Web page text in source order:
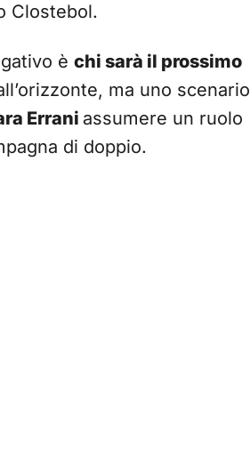
Clostebol.
è chi sarà il prossimo
ma uno scenario
Errani assumere un ruolo
di doppio.